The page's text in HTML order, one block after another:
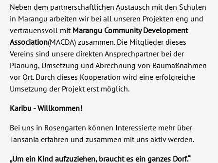
Neben dem partnerschaftlichen Austausch mit den Schulen
in Marangu arbeiten wir bei all unseren Projekten eng und
vertrauensvoll mit Marangu Community Development
Association(MACDA) zusammen. Die Mitglieder dieses
Vereins sind unsere direkten Ansprechpartner bei der
Planung, Umsetzung und Abrechnung von Baumaßnahmen
vor Ort. Durch dieses Kooperation wird eine erfolgreiche
Umsetzung der Projekt erst möglich.
Karibu - Willkommen!
Bei uns in Rosengarten können Interessierte mehr über
Tansania erfahren und zusammen mit uns aktiv werden.
„Um ein Kind aufzuziehen, braucht es ein ganzes Dorf.“